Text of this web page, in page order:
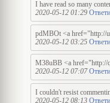
I have read so many
2020-05-12 01:29
pdMBOt <a href="http://
2020-05-12 03:25
M38uBB <a href="http://
2020-05-12 07:07
I couldn't resist
2020-05-12 08:13